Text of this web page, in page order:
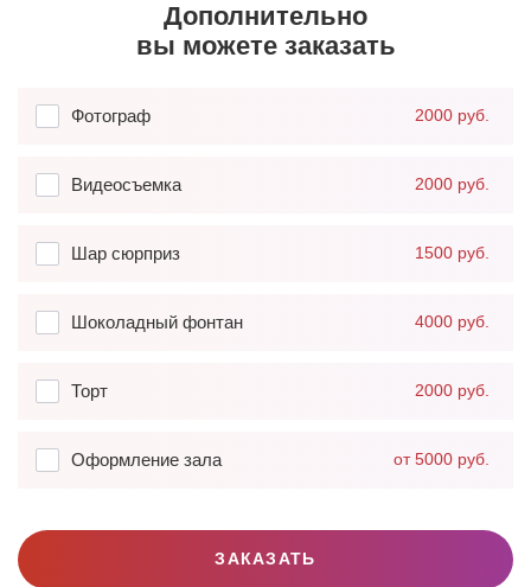
Дополнительно
вы можете заказать
Фотограф 2000 руб.
Видеосъемка 2000 руб.
Шар сюрприз 1500 руб.
Шоколадный фонтан 4000 руб.
Торт 2000 руб.
Оформление зала от 5000 руб.
ЗАКАЗАТЬ